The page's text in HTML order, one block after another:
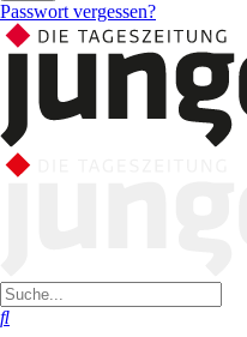
Passwort vergessen?